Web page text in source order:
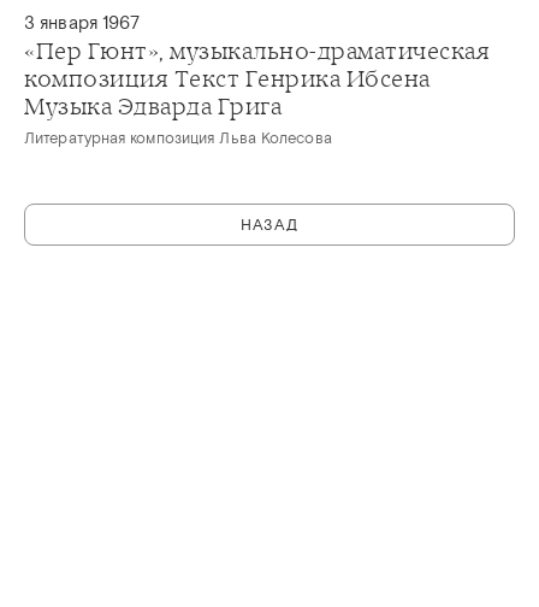
3 января 1967
«Пер Гюнт», музыкально-драматическая
композиция Текст Генрика Ибсена
Музыка Эдварда Грига
Литературная композиция Льва Колесова
НАЗАД